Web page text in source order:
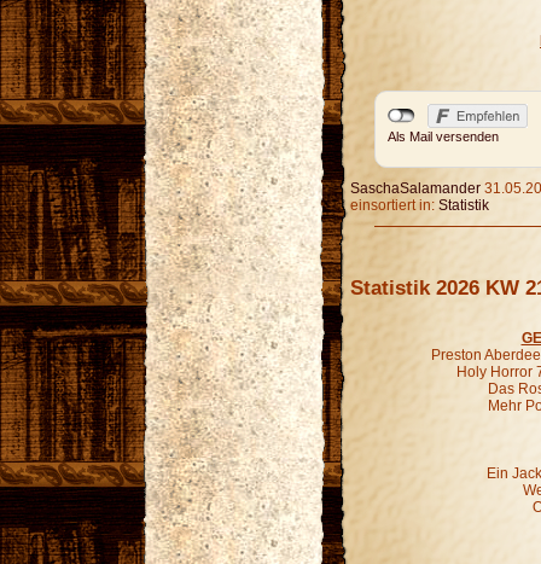
Als Mail versenden
SaschaSalamander
einsortiert in: Statistik
Statistik 2026 KW
Preston
Holy Horror
Das
Mehr
Ein